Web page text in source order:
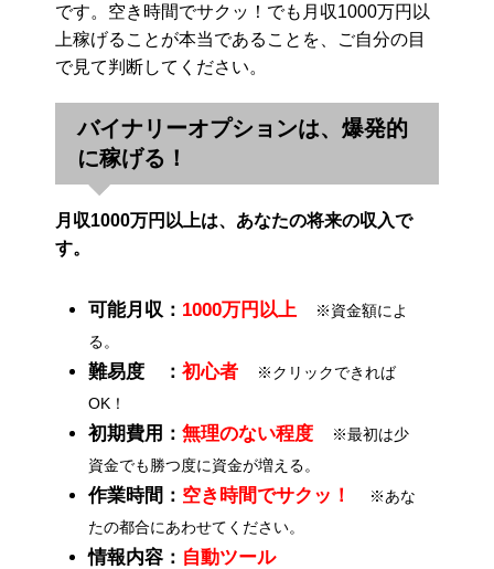
です。空き時間でサクッ！でも月収1000万円以
上稼げることが本当であることを、ご自分の目
で見て判断してください。
バイナリーオプションは、爆発的
に稼げる！
月収1000万円以上は、あなたの将来の収入で
す。
可能月収： 1000万円以上
※資金額によ
る。
難易度 ： 初心者
※クリックできれば
OK！
初期費用： 無理のない程度
※最初は少
資金でも勝つ度に資金が増える。
作業時間： 空き時間でサクッ！
※あな
たの都合にあわせてください。
情報内容： 自動ツール